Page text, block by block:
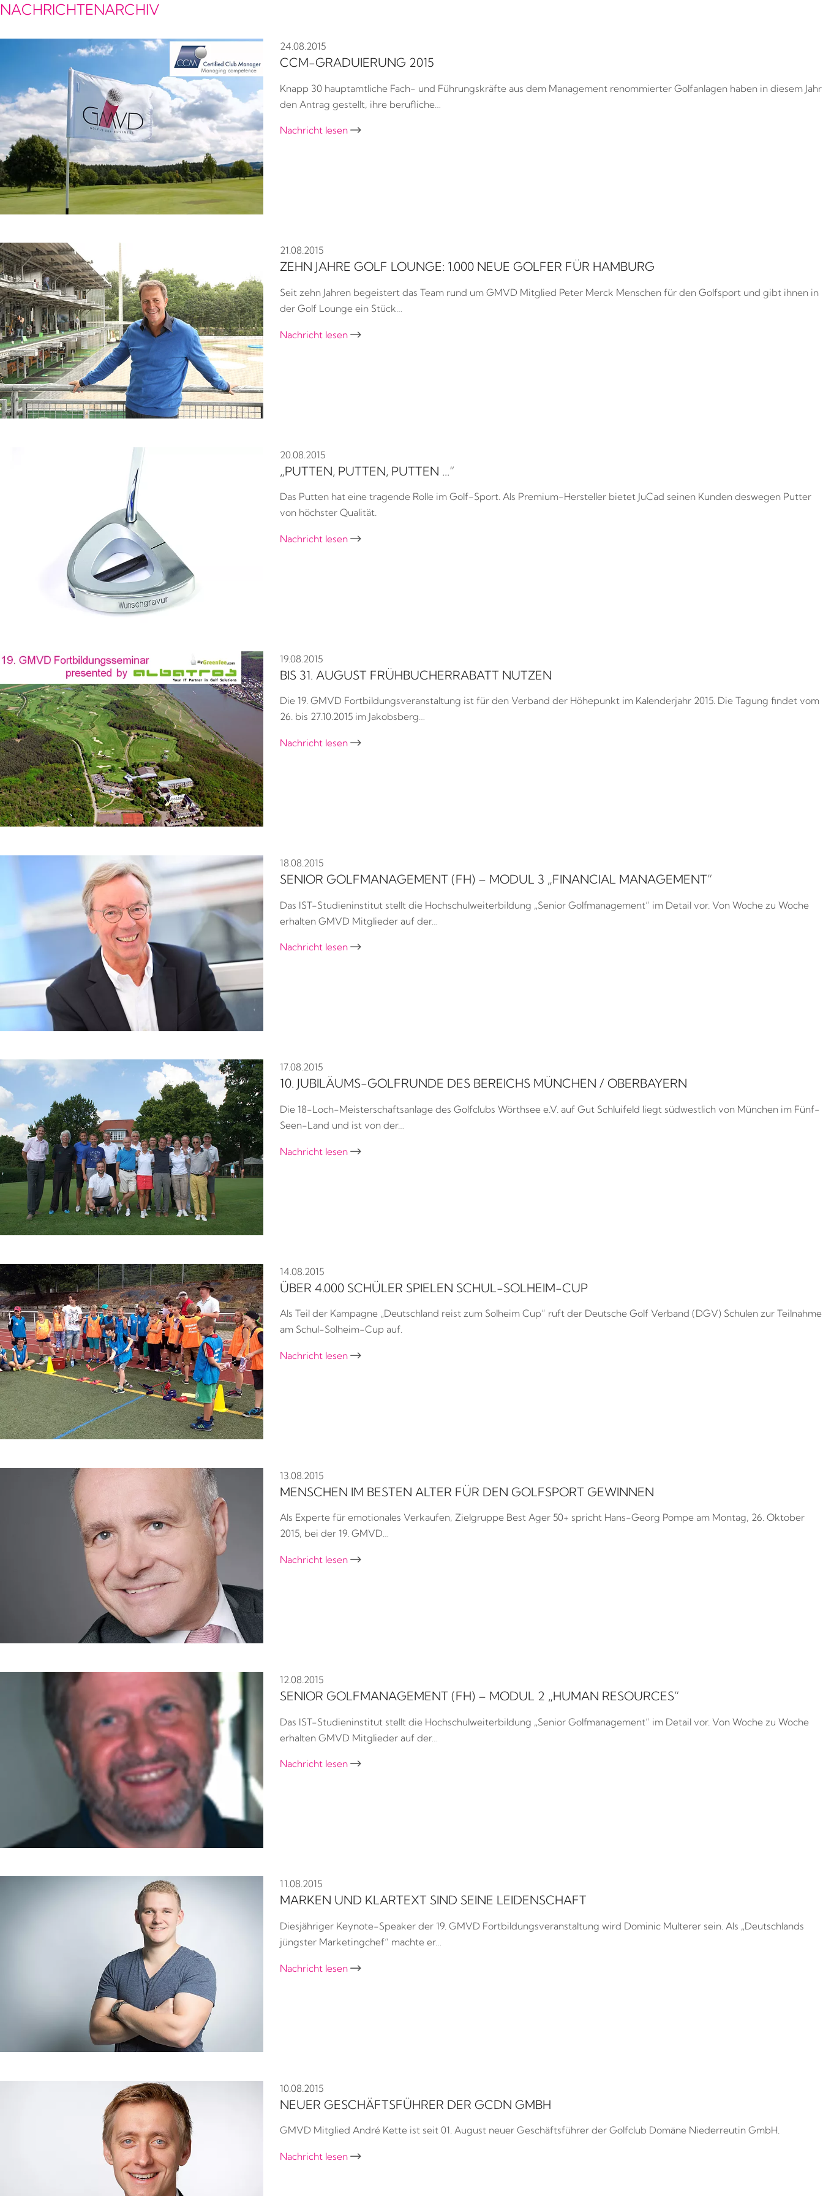
NACHRICHTENARCHIV
24.08.2015
CCM-GRADUIERUNG 2015
Knapp 30 hauptamtliche Fach- und Führungskräfte aus dem Management renommierter Golfanlagen haben in diesem Jahr
den Antrag gestellt, ihre berufliche…
Nachricht lesen 
21.08.2015
ZEHN JAHRE GOLF LOUNGE: 1.000 NEUE GOLFER FÜR HAMBURG
Seit zehn Jahren begeistert das Team rund um GMVD Mitglied Peter Merck Menschen für den Golfsport und gibt ihnen in
der Golf Lounge ein Stück…
Nachricht lesen 
20.08.2015
„PUTTEN, PUTTEN, PUTTEN ...“
Das Putten hat eine tragende Rolle im Golf-Sport. Als Premium-Hersteller bietet JuCad seinen Kunden deswegen Putter
von höchster Qualität.
Nachricht lesen 
19.08.2015
BIS 31. AUGUST FRÜHBUCHERRABATT NUTZEN
Die 19. GMVD Fortbildungsveranstaltung ist für den Verband der Höhepunkt im Kalenderjahr 2015. Die Tagung findet vom
26. bis 27.10.2015 im Jakobsberg…
Nachricht lesen 
18.08.2015
SENIOR GOLFMANAGEMENT (FH) – MODUL 3 „FINANCIAL MANAGEMENT”
Das IST-Studieninstitut stellt die Hochschulweiterbildung „Senior Golfmanagement” im Detail vor. Von Woche zu Woche
erhalten GMVD Mitglieder auf der…
Nachricht lesen 
17.08.2015
10. JUBILÄUMS-GOLFRUNDE DES BEREICHS MÜNCHEN / OBERBAYERN
Die 18-Loch-Meisterschaftsanlage des Golfclubs Wörthsee e.V. auf Gut Schluifeld liegt südwestlich von München im Fünf-
Seen-Land und ist von der…
Nachricht lesen 
14.08.2015
ÜBER 4.000 SCHÜLER SPIELEN SCHUL-SOLHEIM-CUP
Als Teil der Kampagne „Deutschland reist zum Solheim Cup“ ruft der Deutsche Golf Verband (DGV) Schulen zur Teilnahme
am Schul-Solheim-Cup auf.
Nachricht lesen 
13.08.2015
MENSCHEN IM BESTEN ALTER FÜR DEN GOLFSPORT GEWINNEN
Als Experte für emotionales Verkaufen, Zielgruppe Best Ager 50+ spricht Hans-Georg Pompe am Montag, 26. Oktober
2015, bei der 19. GMVD…
Nachricht lesen 
12.08.2015
SENIOR GOLFMANAGEMENT (FH) – MODUL 2 „HUMAN RESOURCES”
Das IST-Studieninstitut stellt die Hochschulweiterbildung „Senior Golfmanagement” im Detail vor. Von Woche zu Woche
erhalten GMVD Mitglieder auf der…
Nachricht lesen 
11.08.2015
MARKEN UND KLARTEXT SIND SEINE LEIDENSCHAFT
Diesjähriger Keynote-Speaker der 19. GMVD Fortbildungsveranstaltung wird Dominic Multerer sein. Als „Deutschlands
jüngster Marketingchef“ machte er…
Nachricht lesen 
10.08.2015
NEUER GESCHÄFTSFÜHRER DER GCDN GMBH
GMVD Mitglied André Kette ist seit 01. August neuer Geschäftsführer der Golfclub Domäne Niederreutin GmbH.
Nachricht lesen 